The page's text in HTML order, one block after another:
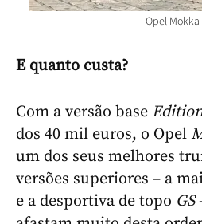
Opel
E quanto custa?
Com a versão base
dos 40 mil euros, o Opel
um dos seus melhores
versões superiores – a
e a desportiva de topo GS